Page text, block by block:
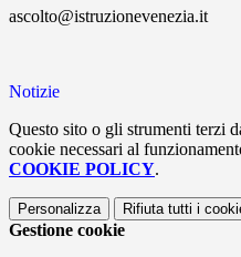
ascolto@istruzionevenezia.it
Notizie
Questo sito o gli strumenti terzi
cookie necessari al
COOKIE POLICY.
Personalizza Rifiuta tutti i
Gestione cookie